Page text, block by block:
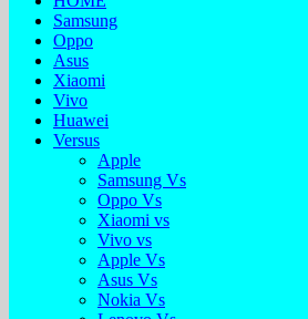
Samsung
Oppo
Asus
Xiaomi
Vivo
Huawei
Versus
Apple
Samsung Vs
Oppo Vs
Xiaomi vs
Vivo vs
Apple Vs
Asus Vs
Nokia Vs